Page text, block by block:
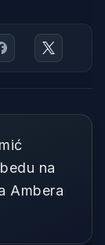
na
Ambera